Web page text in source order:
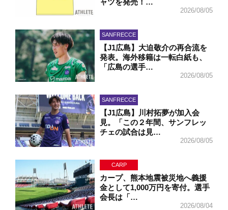
2026/08/05
SANFRECCE
【J1広島】大迫敬介の再合流を
発表。海外移籍は一転白紙も、
「広島の選手…
2026/08/05
SANFRECCE
【J1広島】川村拓夢が加入会
見。「この２年間、サンフレッ
チェの試合は見…
2026/08/05
CARP
カープ、熊本地震被災地へ義援
金として1,000万円を寄付。選手
会長は「…
2026/08/04